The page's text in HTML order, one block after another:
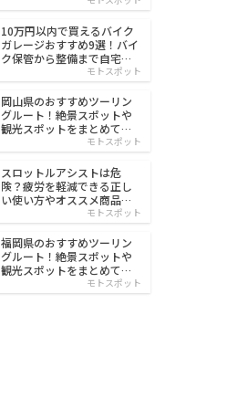
10万円以内で買えるバイク
ガレージおすすめ9選！バイ
ク保管から整備まで自宅で
モトスポット
岡山県のおすすめツーリン
グルート！絶景スポットや
観光スポットをまとめて紹
モトスポット
スロットルアシストは危
険？疲労を軽減できる正し
い使い方やオススメ商品を
モトスポット
福岡県のおすすめツーリン
グルート！絶景スポットや
観光スポットをまとめて紹
モトスポット